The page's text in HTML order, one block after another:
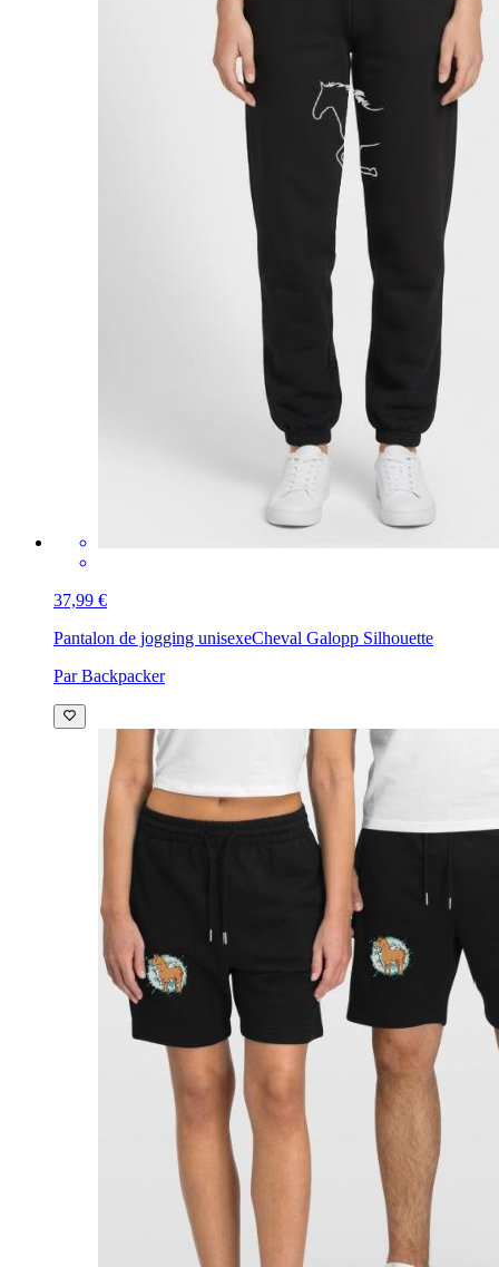
37,99 €
Pantalon de jogging unisexeCheval Galopp Silhouette
Par Backpacker